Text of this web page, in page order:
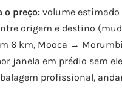
o preço: volume estimado
origem e destino
6 km, Mooca →
janela em prédio sem
profissional,